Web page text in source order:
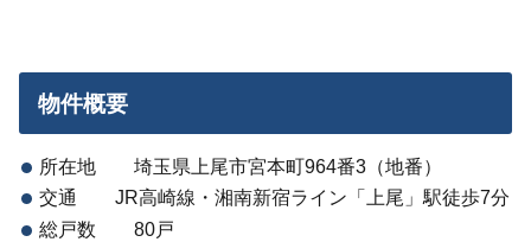
物件概要
所在地 埼玉県上尾市宮本町964番3（地番）
交通 JR高崎線・湘南新宿ライン「上尾」駅徒歩7分
総戸数 80戸